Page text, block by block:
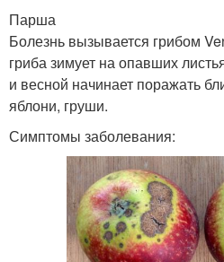
Парша
Болезнь вызывается грибом
гриба зимует на опавших
и весной начинает поражать
яблони, груши.
Симптомы заболевания: